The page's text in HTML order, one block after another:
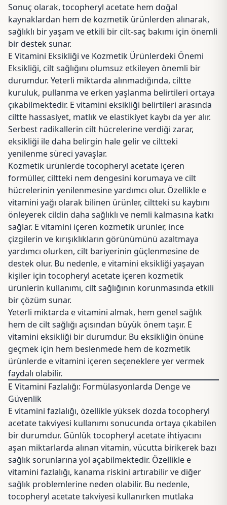
Sonuç olarak, tocopheryl acetate hem doğal
kaynaklardan hem de kozmetik ürünlerden alınarak,
sağlıklı bir yaşam ve etkili bir cilt-saç bakımı için önemli
bir destek sunar.
E Vitamini Eksikliği ve Kozmetik Ürünlerdeki Önemi
Eksikliği, cilt sağlığını olumsuz etkileyen önemli bir
durumdur. Yeterli miktarda alınmadığında, ciltte
kuruluk, pullanma ve erken yaşlanma belirtileri ortaya
çıkabilmektedir. E vitamini eksikliği belirtileri arasında
ciltte hassasiyet, matlık ve elastikiyet kaybı da yer alır.
Serbest radikallerin cilt hücrelerine verdiği zarar,
eksikliği ile daha belirgin hale gelir ve ciltteki
yenilenme süreci yavaşlar.
Kozmetik ürünlerde tocopheryl acetate içeren
formüller, ciltteki nem dengesini korumaya ve cilt
hücrelerinin yenilenmesine yardımcı olur. Özellikle e
vitamini yağı olarak bilinen ürünler, ciltteki su kaybını
önleyerek cildin daha sağlıklı ve nemli kalmasına katkı
sağlar. E vitamini içeren kozmetik ürünler, ince
çizgilerin ve kırışıklıkların görünümünü azaltmaya
yardımcı olurken, cilt bariyerinin güçlenmesine de
destek olur. Bu nedenle, e vitamini eksikliği yaşayan
kişiler için tocopheryl acetate içeren kozmetik
ürünlerin kullanımı, cilt sağlığının korunmasında etkili
bir çözüm sunar.
Yeterli miktarda e vitamini almak, hem genel sağlık
hem de cilt sağlığı açısından büyük önem taşır. E
vitamini eksikliği bir durumdur. Bu eksikliğin önüne
geçmek için hem beslenmede hem de kozmetik
ürünlerde e vitamini içeren seçeneklere yer vermek
faydalı olabilir.
E Vitamini Fazlalığı: Formülasyonlarda Denge ve
Güvenlik
E vitamini fazlalığı, özellikle yüksek dozda tocopheryl
acetate takviyesi kullanımı sonucunda ortaya çıkabilen
bir durumdur. Günlük tocopheryl acetate ihtiyacını
aşan miktarlarda alınan vitamin, vücutta birikerek bazı
sağlık sorunlarına yol açabilmektedir. Özellikle e
vitamini fazlalığı, kanama riskini artırabilir ve diğer
sağlık problemlerine neden olabilir. Bu nedenle,
tocopheryl acetate takviyesi kullanırken mutlaka